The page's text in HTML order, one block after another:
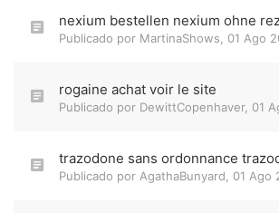
nexium bestellen nexium ohne
Publicado por MartinaShows 01 Ago
rogaine achat voir le site
Publicado por DewittCopenhaver, 01
trazodone sans ordonnance
Publicado por AgathaBunyard 01 Ago